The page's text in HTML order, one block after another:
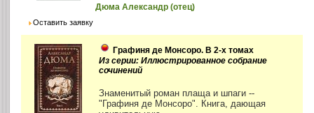
Дюма Александр (отец)
Оставить заявку
Графиня де Монсоро. В 2-х томах
Из серии: Иллюстрированное собрание
сочинений
Знаменитый роман плаща и шпаги --
"Графиня де Монсоро". Книга, дающая